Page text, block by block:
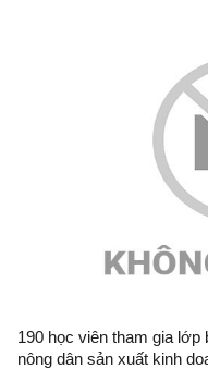
190 học viên tham gia
nông dân sản xuất kinh